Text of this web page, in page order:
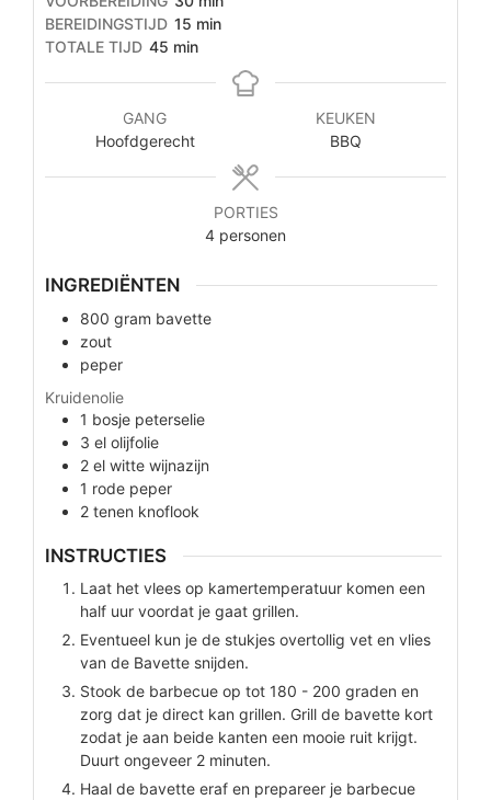
BEREIDINGSTIJD 15minuten
min
TOTALE TIJD 45minuten
min
GANG
Hoofdgerecht
KEUKEN
BBQ
PORTIES
4 personen
INGREDIËNTEN
800 gram bavette
zout
peper
Kruidenolie
1 bosje peterselie
3 el olijfolie
2 el witte wijnazijn
1 rode peper
2 tenen knoflook
INSTRUCTIES
Laat het vlees op kamertemperatuur komen een
half uur voordat je gaat grillen.
Eventueel kun je de stukjes overtollig vet en vlies
van de Bavette snijden.
Stook de barbecue op tot 180 - 200 graden en
zorg dat je direct kan grillen. Grill de bavette kort
zodat je aan beide kanten een mooie ruit krijgt.
Duurt ongeveer 2 minuten.
Haal de bavette eraf en prepareer je barbecue